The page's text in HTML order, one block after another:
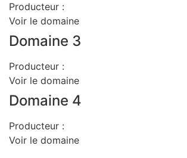
Producteur :
Voir le domaine
Domaine 3
Producteur :
Voir le domaine
Domaine 4
Producteur :
Voir le domaine